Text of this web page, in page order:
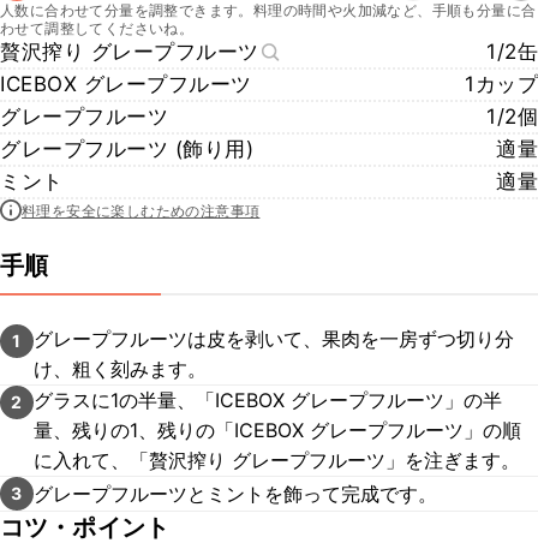
人数に合わせて分量を調整できます。料理の時間や火加減など、手順も分量に合
わせて調整してくださいね。
贅沢搾り グレープフルーツ
1/2缶
ICEBOX グレープフルーツ
1カップ
グレープフルーツ
1/2個
グレープフルーツ (飾り用)
適量
ミント
適量
料理を安全に楽しむための注意事項
手順
1
グレープフルーツは皮を剥いて、果肉を一房ずつ切り分
け、粗く刻みます。
2
グラスに1の半量、「ICEBOX グレープフルーツ」の半
量、残りの1、残りの「ICEBOX グレープフルーツ」の順
に入れて、「贅沢搾り グレープフルーツ」を注ぎます。
3 グレープフルーツとミントを飾って完成です。
コツ・ポイント